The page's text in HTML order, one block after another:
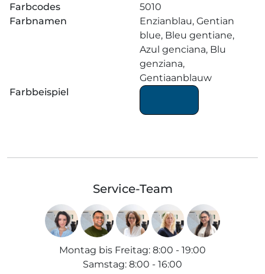
Farbcodes
5010
Farbnamen
Enzianblau, Gentian
blue, Bleu gentiane,
Azul genciana, Blu
genziana,
Gentiaanblauw
Farbbeispiel
Service-Team
Montag bis Freitag: 8:00 - 19:00
Samstag: 8:00 - 16:00